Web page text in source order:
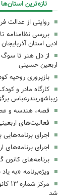
تازه‌ترین استان‌ها
روایتی از عدالت
بررسی نظامنامه
ادبی استان
از دل هنر تا سوگ
اربعین حسینی
بازپروری روحیه
کارگاه مادر و
زیباشهربندرعباس
قصه، هندسه و عطر
فعالیت‌های
اجرای برنامه‌هایی برای
اجرای برنامه‌های اربعینی
برنامه‌های کانون
ویژه‌برنامه «به یاد بچه‌های
شد